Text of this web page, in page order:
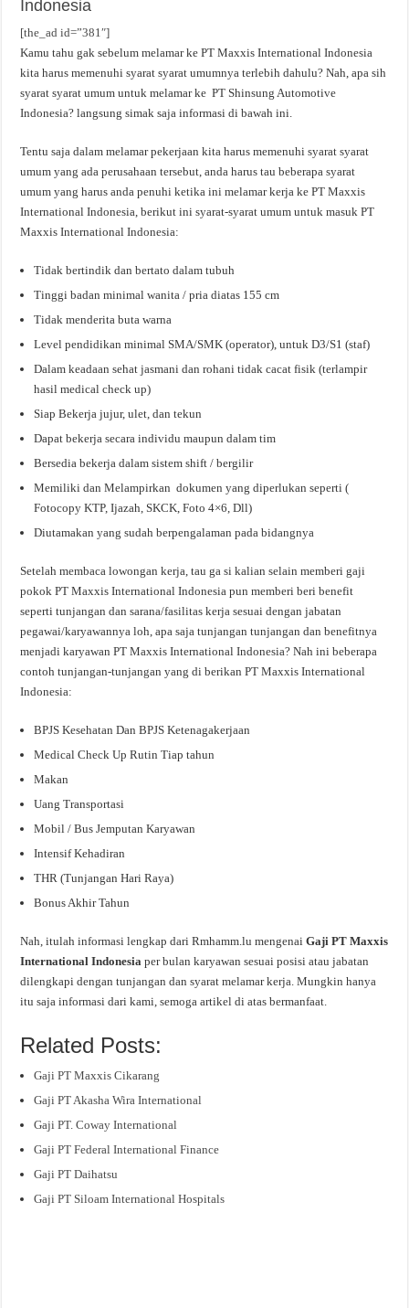
Indonesia
[the_ad id=”381″]
Kamu tahu gak sebelum melamar ke PT Maxxis International Indonesia
kita harus memenuhi syarat syarat umumnya terlebih dahulu? Nah, apa sih
syarat syarat umum untuk melamar ke PT Shinsung Automotive
Indonesia? langsung simak saja informasi di bawah ini.
Tentu saja dalam melamar pekerjaan kita harus memenuhi syarat syarat
umum yang ada perusahaan tersebut, anda harus tau beberapa syarat
umum yang harus anda penuhi ketika ini melamar kerja ke PT Maxxis
International Indonesia, berikut ini syarat-syarat umum untuk masuk PT
Maxxis International Indonesia:
Tidak bertindik dan bertato dalam tubuh
Tinggi badan minimal wanita / pria diatas 155 cm
Tidak menderita buta warna
Level pendidikan minimal SMA/SMK (operator), untuk D3/S1 (staf)
Dalam keadaan sehat jasmani dan rohani tidak cacat fisik (terlampir
hasil medical check up)
Siap Bekerja jujur, ulet, dan tekun
Dapat bekerja secara individu maupun dalam tim
Bersedia bekerja dalam sistem shift / bergilir
Memiliki dan Melampirkan dokumen yang diperlukan seperti (
Fotocopy KTP, Ijazah, SKCK, Foto 4×6, Dll)
Diutamakan yang sudah berpengalaman pada bidangnya
Setelah membaca lowongan kerja, tau ga si kalian selain memberi gaji
pokok PT Maxxis International Indonesia pun memberi beri benefit
seperti tunjangan dan sarana/fasilitas kerja sesuai dengan jabatan
pegawai/karyawannya loh, apa saja tunjangan tunjangan dan benefitnya
menjadi karyawan PT Maxxis International Indonesia? Nah ini beberapa
contoh tunjangan-tunjangan yang di berikan PT Maxxis International
Indonesia:
BPJS Kesehatan Dan BPJS Ketenagakerjaan
Medical Check Up Rutin Tiap tahun
Makan
Uang Transportasi
Mobil / Bus Jemputan Karyawan
Intensif Kehadiran
THR (Tunjangan Hari Raya)
Bonus Akhir Tahun
Nah, itulah informasi lengkap dari Rmhamm.lu mengenaiGaji PT Maxxis
International Indonesia per bulan karyawan sesuai posisi atau jabatan
dilengkapi dengan tunjangan dan syarat melamar kerja. Mungkin hanya
itu saja informasi dari kami, semoga artikel di atas bermanfaat.
Related Posts:
Gaji PT Maxxis Cikarang
Gaji PT Akasha Wira International
Gaji PT. Coway International
Gaji PT Federal International Finance
Gaji PT Daihatsu
Gaji PT Siloam International Hospitals